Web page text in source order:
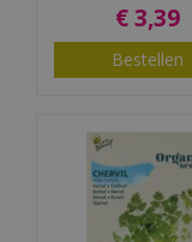
€ 3,39
Bestellen